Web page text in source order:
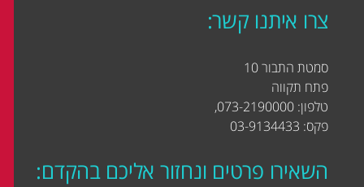
צרו איתנו קשר:
סמטת התבור 10
פתח תקווה
טלפון: 073-2190000,
פקס: 03-9134433
השאירו פרטים ונחזור אליכם בהקדם: